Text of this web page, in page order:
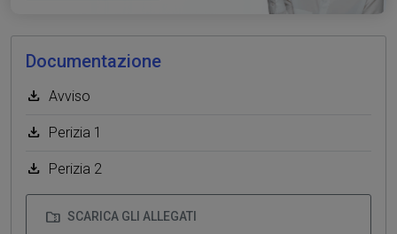
Documentazione
Avviso
Perizia 1
Perizia 2
SCARICA GLI ALLEGATI